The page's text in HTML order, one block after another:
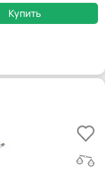
Купить